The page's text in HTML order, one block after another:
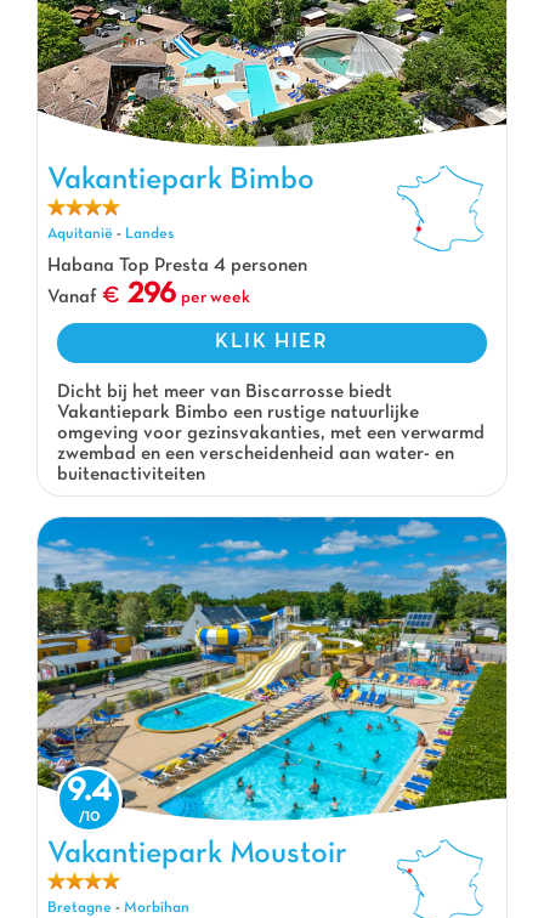
Vakantiepark Bimbo, Vakantiepark Aquitanië
Vakantiepark Bimbo
Aquitanië - Landes
Habana Top Presta 4 personen
Vanaf
296 per week
KLIK HIER
Dicht bij het meer van Biscarrosse biedt
Vakantiepark Bimbo een rustige natuurlijke
omgeving voor gezinsvakanties, met een verwarmd
zwembad en een verscheidenheid aan water- en
buitenactiviteiten
Vakantiepark Moustoir, Vakantiepark Bretagne
9.4
Vakantiepark Moustoir
Bretagne - Morbihan